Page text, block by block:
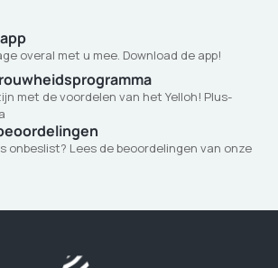
overal met u mee. Download de app!
met de voordelen van het Yelloh! Plus-
onbeslist? Lees de beoordelingen van onze